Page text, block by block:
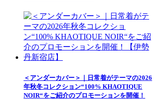
＜アンダーカバー＞｜日常着がテーマの2026
年秋冬コレクション“100% KHAOTIQUE
NOIR“をご紹介のプロモーションを開催！